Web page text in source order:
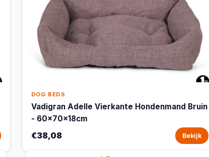
DOG BEDS
Vadigran Adelle Vierkante Hondenmand Bruin
- 60x70x18cm
€38,08 Bekijk